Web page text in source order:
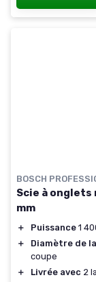
BOSCH
Scie à onglets
mm
＋ Puissance 1
＋
Diamètre de
coupe
＋
Livrée avec 2